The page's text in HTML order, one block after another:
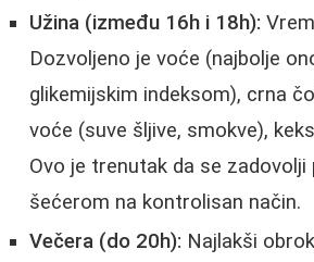
Užina (između 16h i 18h):
Dozvoljeno je voće (najbolje
glikemijskim indeksom), crna
voće (suve šljive, smokve),
Ovo je trenutak da se zadovolji
šećerom na kontrolisan način.
Večera (do 20h): Najlakši